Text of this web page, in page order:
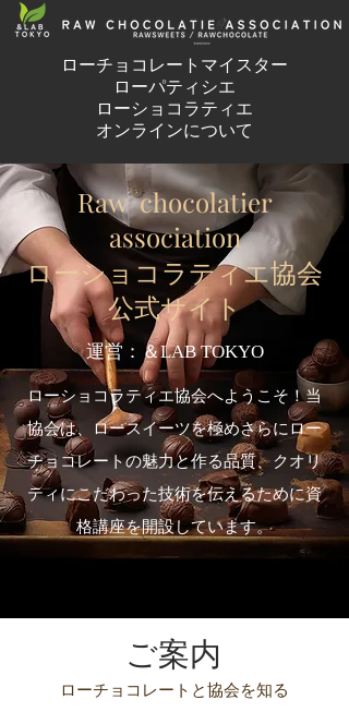
ローチョコレートマイスター
ローパティシエ
ローショコラティエ
オンラインについて
Raw chocolatier
association
ローショコラティエ協会
公式サイト
運営：＆LAB TOKYO
ローショコラティエ協会へようこそ！当
協会は、ロースイーツを極めさらにロー
チョコレートの魅力と作る品質、クオリ
ティにこだわった技術を伝えるために資
格講座を開設しています。
ご案内
ローチョコレートと協会を知る